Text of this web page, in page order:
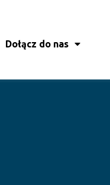
Dołącz do nas